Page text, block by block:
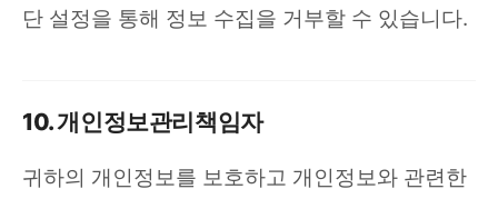
단 설정을 통해 정보 수집을 거부할 수 있습니다.
10. 개인정보관리책임자
귀하의 개인정보를 보호하고 개인정보와 관련한